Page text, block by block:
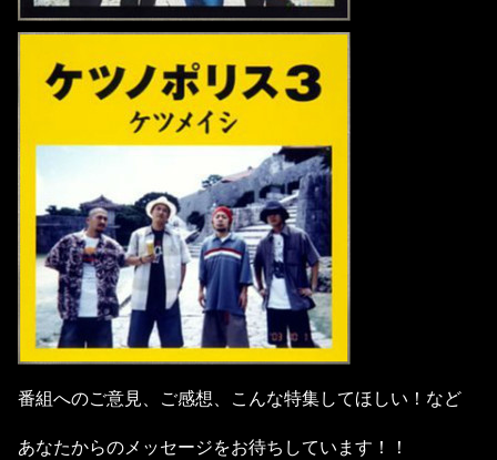
番組へのご意見、ご感想、こんな特集してほしい！など
あなたからのメッセージをお待ちしています！！